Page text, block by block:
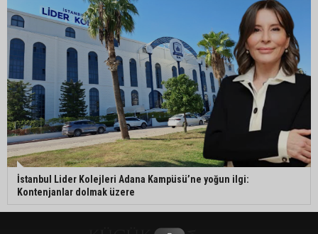
İstanbul Lider Kolejleri Adana Kampüsü’ne yoğun ilgi:
Kontenjanlar dolmak üzere